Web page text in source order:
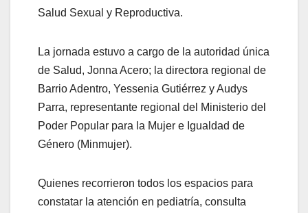
Salud Sexual y Reproductiva.
La jornada estuvo a cargo de la autoridad única
de Salud, Jonna Acero; la directora regional de
Barrio Adentro, Yessenia Gutiérrez y Audys
Parra, representante regional del Ministerio del
Poder Popular para la Mujer e Igualdad de
Género (Minmujer).
Quienes recorrieron todos los espacios para
constatar la atención en pediatría, consulta